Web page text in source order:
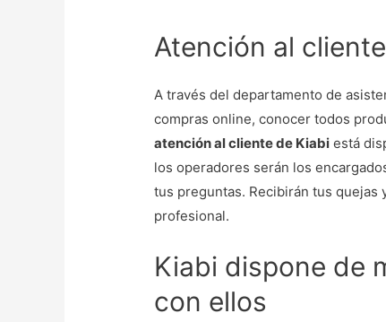
Atención al
A través del departamento de
compras online, conocer todos
atención al cliente de Kiabi está
los operadores serán los
tus preguntas. Recibirán tus quejas
profesional.
Kiabi dispone de
con ellos